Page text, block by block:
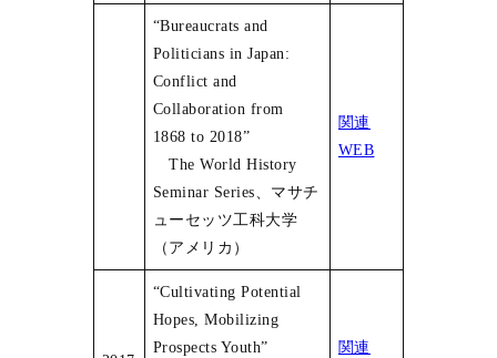
“Bureaucrats and
Politicians in Japan:
Conflict and
Collaboration from
1868 to 2018”
The World History
Seminar Series、マサチ
ューセッツ工科大学
（アメリカ）
関連
WEB
“Cultivating Potential
Hopes, Mobilizing
Prospects Youth”
関連